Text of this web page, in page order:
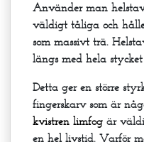
Använder man
väldigt tåliga och
som massivt trä.
längs med hela
Detta ger en större
fingerskarv som är
kvistren limfog är
en hel livstid. Varför